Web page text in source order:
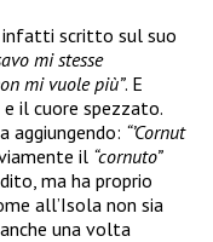
infatti scritto sul suo
mi stesse
mi vuole più”. E
il cuore spezzato.
“’Cornut
il “cornuto”
ma ha proprio
all’Isola non sia
una volta